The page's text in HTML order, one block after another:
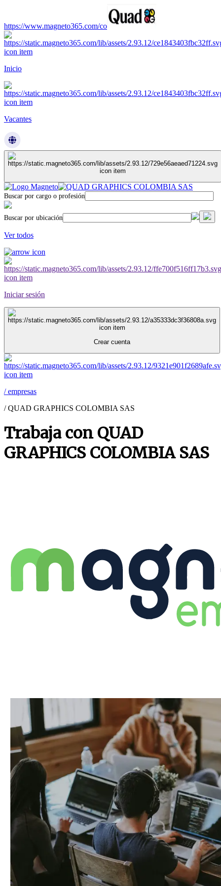
https://www.magneto365.com/co
Inicio
Vacantes
Buscar por cargo o profesión
Buscar por ubicación
Ver todos
Iniciar sesión
Crear cuenta
/empresas
/QUAD GRAPHICS COLOMBIA SAS
Trabaja con QUAD
GRAPHICS COLOMBIA SAS